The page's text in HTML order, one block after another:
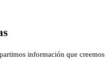
información que creemos